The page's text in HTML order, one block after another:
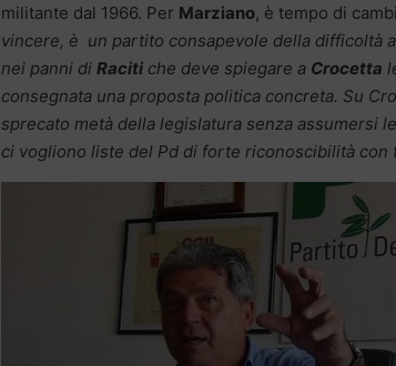
militante dal 1966. Per Marziano, è tempo di
vincere, è un partito consapevole della difficoltà
nei panni di Raciti che deve spiegare a Crocetta
consegnata una proposta politica concreta. Su
sprecato metà della legislatura senza assumersi
ci vogliono liste del Pd di forte riconoscibilità